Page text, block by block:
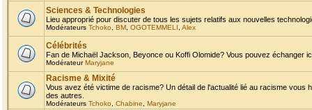
Sciences & Technologies
Lieu approprié pour discuter de tous les sujets relatifs aux nouvelles
Modérateurs Tchoko BM OGOTEMMELI Alex
Célébrités
Fan de Michaël Jackson, Beyonce ou Koffi Olomide? Vous pouvez échanger
ModérateurMaryjane
Racisme & Mixité
Vous avez été victime de racisme? Un détail de l'actualité lié au racisme
des autres.
Modérateurs Tchoko Chabine Maryjane